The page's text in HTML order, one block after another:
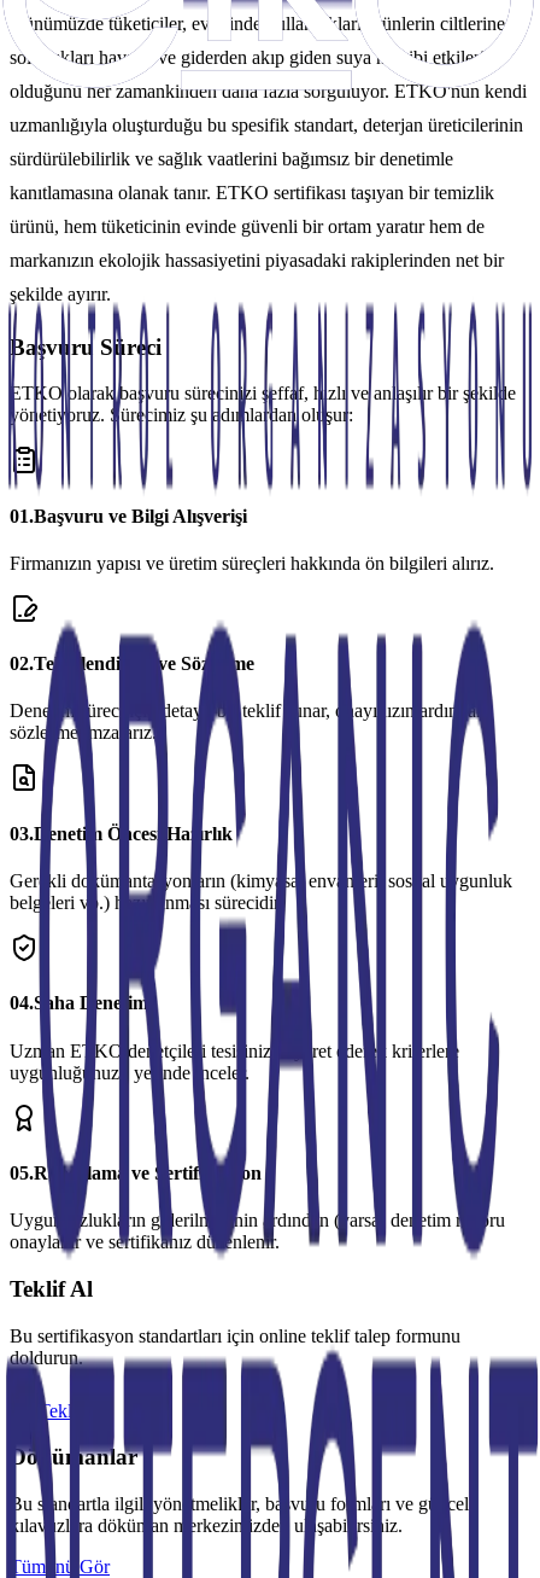
Günümüzde tüketiciler, evlerinde kullandıkları ürünlerin ciltlerine,
soludukları havaya ve giderden akıp giden suya ne gibi etkileri
olduğunu her zamankinden daha fazla sorguluyor. ETKO'nun kendi
uzmanlığıyla oluşturduğu bu spesifik standart, deterjan üreticilerinin
sürdürülebilirlik ve sağlık vaatlerini bağımsız bir denetimle
kanıtlamasına olanak tanır. ETKO sertifikası taşıyan bir temizlik
ürünü, hem tüketicinin evinde güvenli bir ortam yaratır hem de
markanızın ekolojik hassasiyetini piyasadaki rakiplerinden net bir
şekilde ayırır.
Başvuru Süreci
ETKO olarak başvuru sürecinizi şeffaf, hızlı ve anlaşılır bir şekilde
yönetiyoruz. Sürecimiz şu adımlardan oluşur:
01.Başvuru ve Bilgi Alışverişi
Firmanızın yapısı ve üretim süreçleri hakkında ön bilgileri alırız.
02.Tekliflendirme ve Sözleşme
Denetim süreci için detaylı bir teklif sunar, onayınızın ardından
sözleşme imzalarız.
03.Denetim Öncesi Hazırlık
Gerekli dokümantasyonların (kimyasal envanteri, sosyal uygunluk
belgeleri vb.) hazırlanması sürecidir.
04.Saha Denetimi
Uzman ETKO denetçileri tesisinizi ziyaret ederek kriterlere
uygunluğunuzu yerinde inceler.
05.Raporlama ve Sertifikasyon
Uygunsuzlukların giderilmesinin ardından (varsa) denetim raporu
onaylanır ve sertifikanız düzenlenir.
Teklif Al
Bu sertifikasyon standartları için online teklif talep formunu
doldurun.
Teklif Al
Dökümanlar
Bu standartla ilgili yönetmelikler, başvuru formları ve güncel
kılavuzlara döküman merkezimizden ulaşabilirsiniz.
Tümünü Gör